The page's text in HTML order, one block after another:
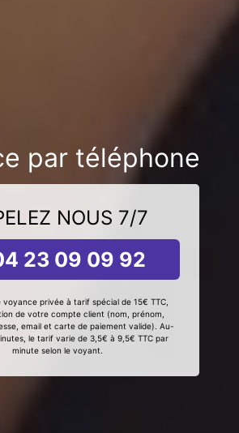
par téléphone
NOUS 7/7
23 09 09 92
voyance privée à tarif spécial de 15€ TTC,
de votre compte client (nom, prénom,
email et carte de paiement valide). Au-
le tarif varie de 3,5€ à 9,5€ TTC par
minute selon le voyant.